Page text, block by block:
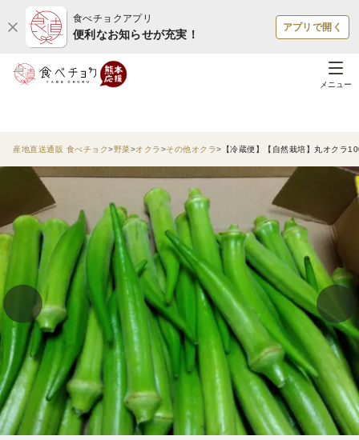
食べチョクアプリ
便利なお知らせが充実！
アプリで開く
メニュー
産地直送通販 食べチョク 野菜 オクラ その他オクラ 【冷蔵便】【自然栽培】丸オクラ